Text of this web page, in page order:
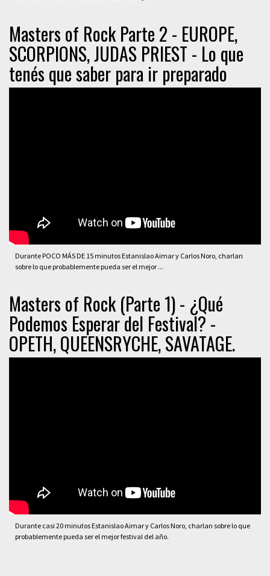
Masters of Rock Parte 2 - EUROPE,
SCORPIONS, JUDAS PRIEST - Lo que
tenés que saber para ir preparado
Durante POCO MÁS DE 15 minutos Estanislao Aimar y Carlos Noro, charlan
sobre lo que probablemente pueda ser el mejor ...
Masters of Rock (Parte 1) - ¿Qué
Podemos Esperar del Festival? -
OPETH, QUEENSRYCHE, SAVATAGE.
Durante casi 20 minutos Estanislao Aimar y Carlos Noro, charlan sobre lo que
probablemente pueda ser el mejor festival del año.